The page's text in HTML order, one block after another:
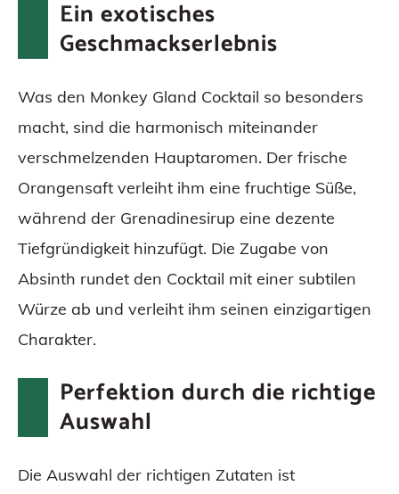
Ein exotisches
Geschmackserlebnis
Was den Monkey Gland Cocktail so besonders
macht, sind die harmonisch miteinander
verschmelzenden Hauptaromen. Der frische
Orangensaft verleiht ihm eine fruchtige Süße,
während der Grenadinesirup eine dezente
Tiefgründigkeit hinzufügt. Die Zugabe von
Absinth rundet den Cocktail mit einer subtilen
Würze ab und verleiht ihm seinen einzigartigen
Charakter.
Perfektion durch die richtige
Auswahl
Die Auswahl der richtigen Zutaten ist